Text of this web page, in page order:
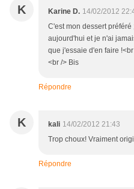
K Karine D. 14/02/2012
C'est mon dessert
aujourd'hui et je n'ai
que j'essaie d'en faire
<br /> Bis
Répondre
K kali 14/02/2012 21:43
Trop choux! Vraiment
Répondre